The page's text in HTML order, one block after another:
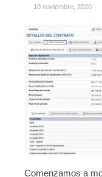
10 noviembre, 2020
Comenzamos a